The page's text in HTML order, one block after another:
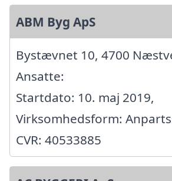
ABM Byg ApS
Bystævnet 10, 4700
Ansatte:
Startdato: 10. maj 2019,
Virksomhedsform:
CVR: 40533885